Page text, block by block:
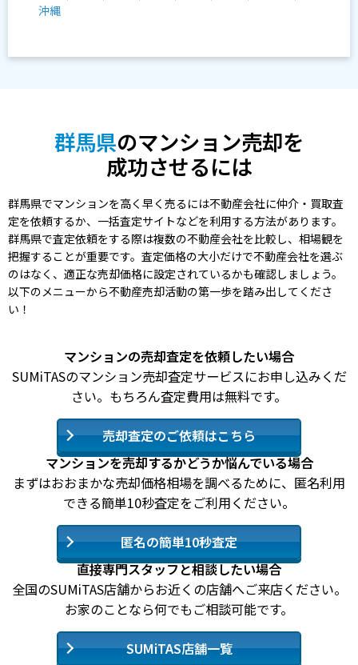
沖縄
群馬県のマンション売却を
成功させるには
群馬県でマンションを高く早く売るには不動産会社に仲介・買取査
定を依頼するか、一括査定サイトなどを利用する方法があります。
群馬県で査定依頼をする際は複数の不動産会社を比較し、相場観を
把握することが重要です。査定価格の大小だけで不動産会社を選ぶ
のはなく、適正な売却価格に設定されているかも確認しましょう。
以下のメニューから不動産売却活動の第一歩を踏み出してくださ
い！
マンションの売却査定を依頼したい場合
SUMiTASのマンション売却査定サービスにお申し込みくだ
さい。もちろん査定費用は無料です。
売却査定のご依頼はこちら
マンションを売却するかどうか悩んでいる場合
まずはおおまかな売却価格相場を調べるために、匿名利用
できる簡単10秒査定をご利用ください。
匿名の簡単10秒査定
直接専門スタッフと相談したい場合
全国のSUMiTAS店舗からお近くの店舗へご来店ください。
お家のことなら何でもご相談可能です。
SUMiTAS店舗一覧